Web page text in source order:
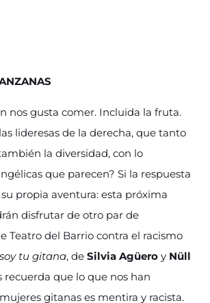
nos gusta comer. Incluida la fruta.
lideresas de la derecha, que tanto
la diversidad, con lo
que parecen? Si la respuesta
propia aventura: esta próxima
disfrutar de otro par de
Teatro del Barrio contra el racismo
tu gitana, de Silvia Agüero y Nüll
recuerda que lo que nos han
gitanas es mentira y racista.